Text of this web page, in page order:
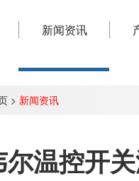
新闻资讯
> 新闻资讯
温控开